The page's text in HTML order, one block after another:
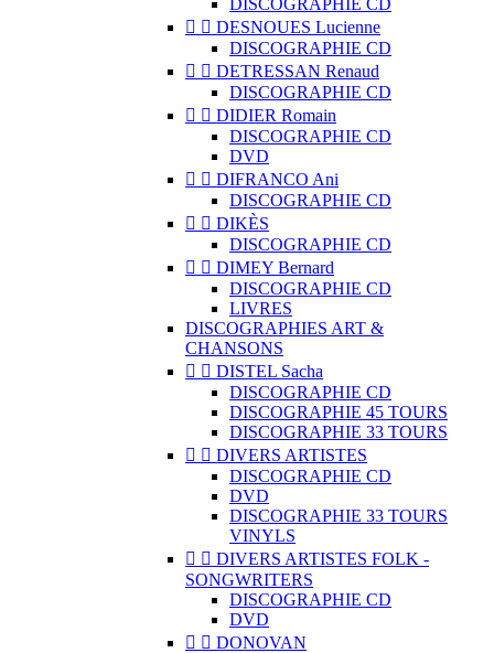
DISCOGRAPHIE CD
  DESNOUES Lucienne
DISCOGRAPHIE CD
  DETRESSAN Renaud
DISCOGRAPHIE CD
  DIDIER Romain
DISCOGRAPHIE CD
DVD
  DIFRANCO Ani
DISCOGRAPHIE CD
  DIKÈS
DISCOGRAPHIE CD
  DIMEY Bernard
DISCOGRAPHIE CD
LIVRES
DISCOGRAPHIES ART &
CHANSONS
  DISTEL Sacha
DISCOGRAPHIE CD
DISCOGRAPHIE 45 TOURS
DISCOGRAPHIE 33 TOURS
  DIVERS ARTISTES
DISCOGRAPHIE CD
DVD
DISCOGRAPHIE 33 TOURS
VINYLS
  DIVERS ARTISTES FOLK -
SONGWRITERS
DISCOGRAPHIE CD
DVD
  DONOVAN